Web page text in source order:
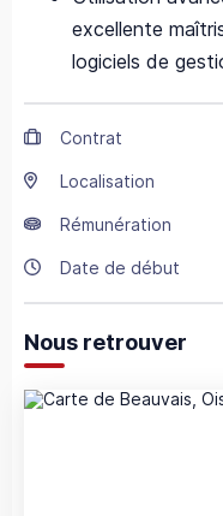
excellente
logiciels de
Contrat
Localisation
Rémunération
Date de début
Nous retrouver